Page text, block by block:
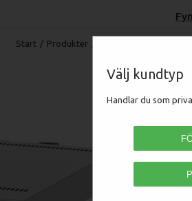
Välj kundtyp
Handlar du som
Start / Produkter RM Gastro